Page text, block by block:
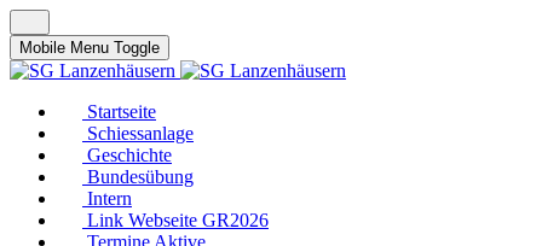
Mobile Menu Toggle
Startseite
Schiessanlage
Geschichte
Bundesübung
Intern
Link Webseite GR2026
Termine Aktive